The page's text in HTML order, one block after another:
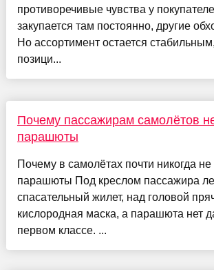
противоречивые чувства у
закупается там постоянно, другие
Но ассортимент остается
позици...
Почему пассажирам самолётов
парашюты
Почему в самолётах почти никогда
парашюты Под креслом пассажира
спасательный жилет, над головой
кислородная маска, а парашюта нет
первом классе. ...